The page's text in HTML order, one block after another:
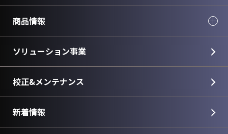
商品情報
ソリューション事業
校正&メンテナンス
新着情報